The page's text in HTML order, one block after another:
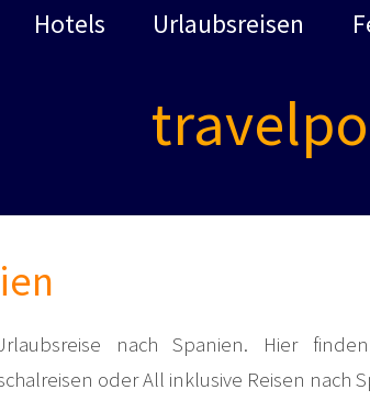
Hotels Urlaubsreisen
nach Spanien. Hier
oder All inklusive Reisen nach